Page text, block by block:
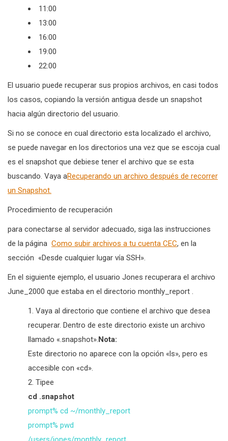
11:00
13:00
16:00
19:00
22:00
El usuario puede recuperar sus propios archivos, en casi todos
los casos, copiando la versión antigua desde un snapshot
hacia algún directorio del usuario.
Si no se conoce en cual directorio esta localizado el archivo,
se puede navegar en los directorios una vez que se escoja cual
es el snapshot que debiese tener el archivo que se esta
buscando. Vaya aRecuperando un archivo después de recorrer
un Snapshot.
Procedimiento de recuperación
para conectarse al servidor adecuado, siga las instrucciones
de la página Como subir archivos a tu cuenta CEC, en la
sección «Desde cualquier lugar vía SSH».
En el siguiente ejemplo, el usuario Jones recuperara el archivo
June_2000 que estaba en el directorio monthly_report .
Vaya al directorio que contiene el archivo que desea
recuperar. Dentro de este directorio existe un archivo
llamado «.snapshot». Nota:
Este directorio no aparece con la opción «ls», pero es
accesible con «cd».
Tipee
cd .snapshot
prompt% cd ~/monthly_report
prompt% pwd